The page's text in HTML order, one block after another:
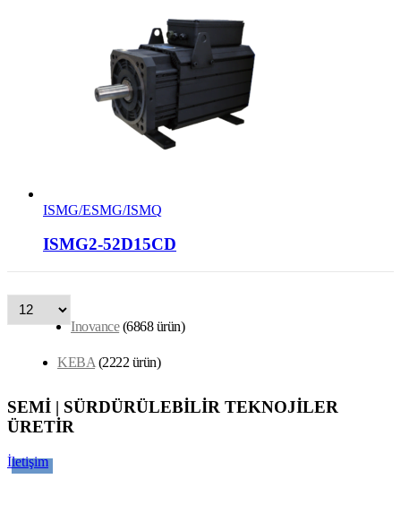
ISMG/ESMG/ISMQ
ISMG2-52D15CD
Inovance 6868 ürün
KEBA 2222 ürün
SEMİ | SÜRDÜRÜLEBİLİR TEKNOJİLER
ÜRETİR
İletişim